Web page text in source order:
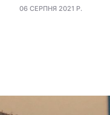
06 СЕРПНЯ 2021 Р.